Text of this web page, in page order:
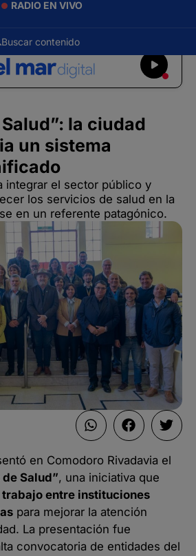
RADIO EN VIVO
la ciudad
un sistema
integrar el sector público y
los servicios de salud en la
en un referente patagónico.
en Comodoro Rivadavia el
Salud”, una iniciativa que
entre instituciones
para mejorar la atención
La presentación fue
convocatoria de entidades del